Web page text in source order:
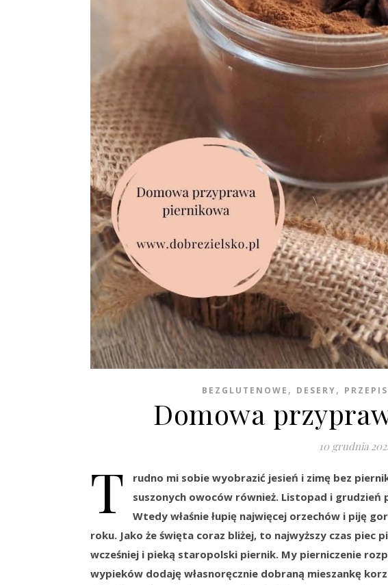
BEZGLUTENOWE , DESERY,
Domowa
10 grudnia
T
rudno mi sobie wyobrazić jesień i zimę bez
suszonych owoców również. Listopad i grudzień
Wtedy właśnie łupię najwięcej orzechów i piję
roku. Jako że święta coraz bliżej, to najwyższy czas
wcześniej i pieką staropolski piernik. My pierniczenie
wypieków dodaję własnoręcznie dobraną mieszankę